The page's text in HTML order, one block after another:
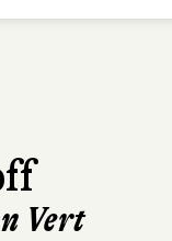
Vert